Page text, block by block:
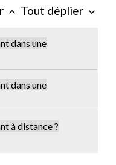
keyboard_arrow_up Tout déplier keyboard_arrow_down
dans une
dans une
à distance ?